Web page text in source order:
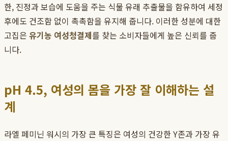
한, 진정과 보습에 도움을 주는 식물 유래 추출물을 함유하여 세정
후에도 건조함 없이 촉촉함을 유지해 줍니다. 이러한 성분에 대한
고집은 유기농 여성청결제를 찾는 소비자들에게 높은 신뢰를 줍
니다.
pH 4.5, 여성의 몸을 가장 잘 이해하는 설
계
라엘 페미닌 워시의 가장 큰 특징은 여성의 건강한 Y존과 가장 유